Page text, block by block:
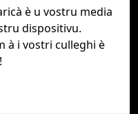
è u vostru media
dispositivu.
à i vostri culleghi è